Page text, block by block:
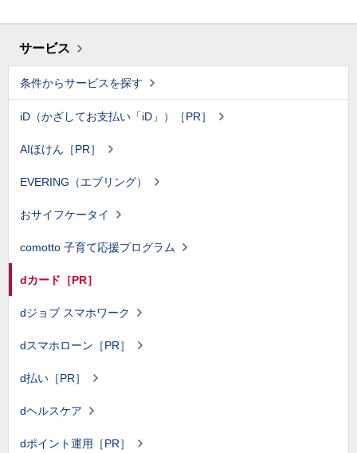
サービス
条件からサービスを探す
iD（かざしてお支払い「iD」）［PR］
AIほけん［PR］
EVERING（エブリング）
おサイフケータイ
comotto 子育て応援プログラム
dカード［PR］
dジョブ スマホワーク
dスマホローン［PR］
d払い［PR］
dヘルスケア
dポイント運用［PR］